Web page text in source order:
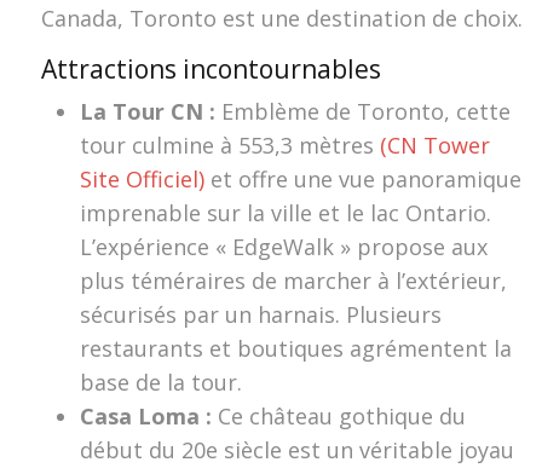
Canada, Toronto est une destination de choix.
Attractions incontournables
La Tour CN : Emblème de Toronto, cette
tour culmine à 553,3 mètres (CN Tower
Site Officiel) et offre une vue panoramique
imprenable sur la ville et le lac Ontario.
L’expérience « EdgeWalk » propose aux
plus téméraires de marcher à l’extérieur,
sécurisés par un harnais. Plusieurs
restaurants et boutiques agrémentent la
base de la tour.
Casa Loma : Ce château gothique du
début du 20e siècle est un véritable joyau